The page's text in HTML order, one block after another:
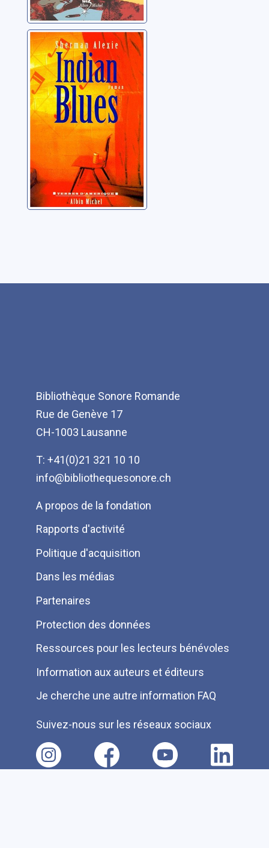
Indian blues:
roman
Alexie, Sherman
Bibliothèque Sonore Romande
Rue de Genève 17
CH-1003 Lausanne
T: +41(0)21 321 10 10
info@bibliothequesonore.ch
Menu
Pied
de
page
A propos de la fondation
Rapports d'activité
Politique d'acquisition
Dans les médias
Partenaires
Protection des données
Ressources pour les lecteurs bénévoles
Information aux auteurs et éditeurs
Je cherche une autre information FAQ
Suivez-nous sur les réseaux sociaux